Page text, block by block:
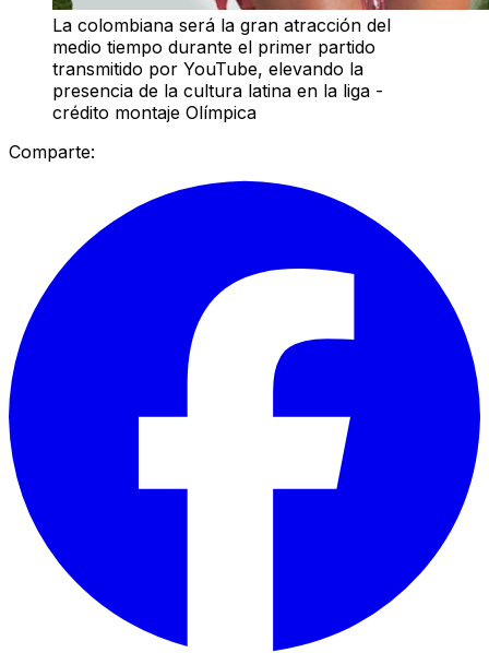
La colombiana será la gran atracción del
medio tiempo durante el primer partido
transmitido por YouTube, elevando la
presencia de la cultura latina en la liga -
crédito montaje Olímpica
Comparte: